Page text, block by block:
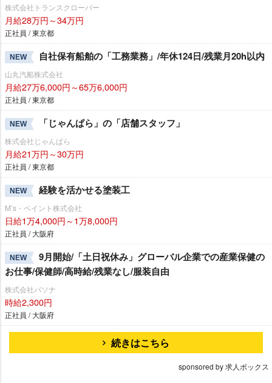
株式会社トランスクローバー
月給28万円～34万円
正社員 / 東京都
NEW 自社保有船舶の「工務業務」/年休124日/残業月20h以内
山丸汽船株式会社
月給27万6,000円～65万6,000円
正社員 / 東京都
NEW 「じゃんぱら」の「店舗スタッフ」
株式会社じゃんぱら
月給21万円～30万円
正社員 / 東京都
NEW 経験を活かせる塗装工
M’s・ペイント株式会社
日給1万4,000円～1万8,000円
正社員 / 大阪府
NEW
9月開始/「土日祝休み」グローバル企業での産業保健の
お仕事/保健師/高時給/残業なし/服装自由
株式会社パソナ
時給2,300円
正社員 / 大阪府
続きはこちら
sponsored by 求人ボックス